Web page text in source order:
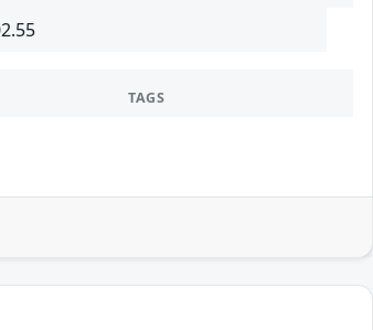
TAGS